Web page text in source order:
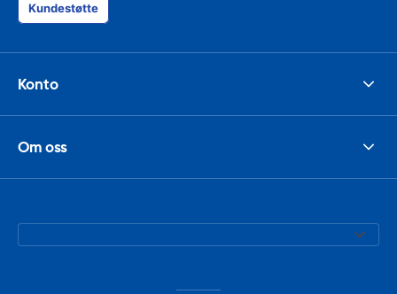
Kundestøtte
Konto
Om oss